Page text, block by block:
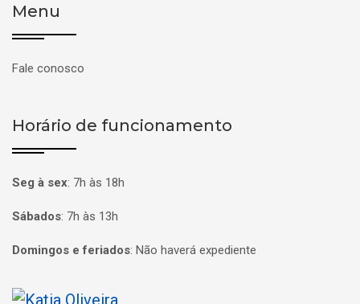
Menu
Fale conosco
Horário de funcionamento
Seg à sex: 7h às 18h
Sábados: 7h às 13h
Domingos e feriados: Não haverá expediente
Página inicial